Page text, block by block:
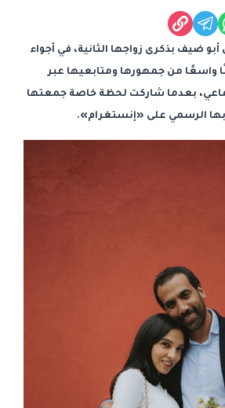
ضيف بذكرى زواجها الثانية، في أجواء
واسعًا من جمهورها ومتابعيها عبر
بعدما شاركت لحظة خاصة جمعتها
الرسمي على «إنستغرام».